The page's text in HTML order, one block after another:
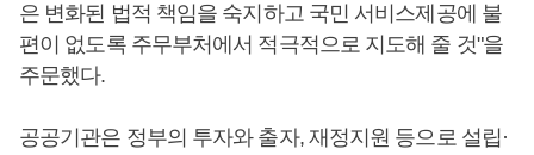
은 변화된 법적 책임을 숙지하고 국민 서비스제공에 불
편이 없도록 주무부처에서 적극적으로 지도해 줄 것"을
주문했다.
공공기관은 정부의 투자와 출자, 재정지원 등으로 설립·